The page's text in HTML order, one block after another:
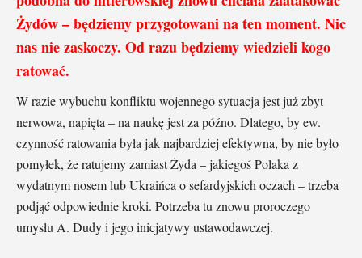
Żydów – będziemy przygotowani na ten moment. Nic
nas nie zaskoczy. Od razu będziemy wiedzieli kogo
ratować.
W razie wybuchu konfliktu wojennego sytuacja jest już zbyt
nerwowa, napięta – na naukę jest za późno. Dlatego, by ew.
czynność ratowania była jak najbardziej efektywna, by nie było
pomyłek, że ratujemy zamiast Żyda – jakiegoś Polaka z
wydatnym nosem lub Ukraińca o sefardyjskich oczach – trzeba
podjąć odpowiednie kroki. Potrzeba tu znowu proroczego
umysłu A. Dudy i jego inicjatywy ustawodawczej.